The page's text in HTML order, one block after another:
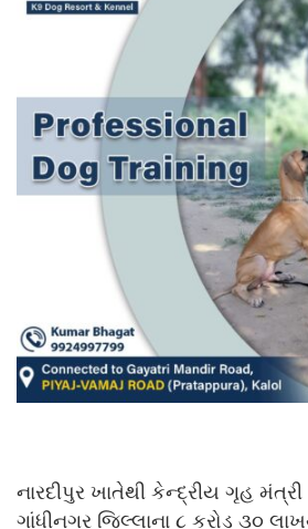
નારદીપુર ખાતેથી કેન્દ્રીય ગૃહ
ગાંધીનગર જિલ્લાના ૮ કરોડ ૩૦